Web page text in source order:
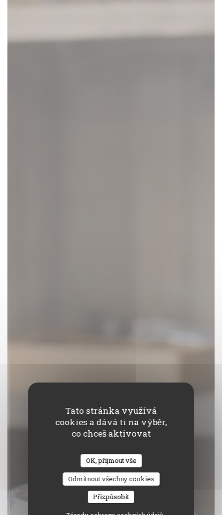
Tato stránka využívá
cookies a dává ti na výběr,
co chceš aktivovat
OK, přijmout vše
Odmítnout všechny cookies
Přizpůsobit
CUISINE - VINS - VIE|LA BIOLLE
REZERVOVAT STŮL